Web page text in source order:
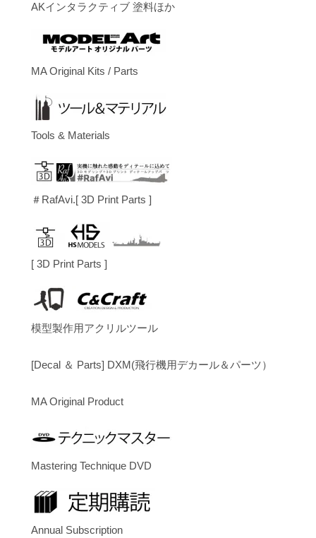
AKインタラクティブ 塗料ほか
MA Original Kits / Parts
Tools & Materials
＃RafAvi.[ 3D Print Parts ]
[ 3D Print Parts ]
模型製作用アクリルツール
[Decal ＆ Parts] DXM(飛行機用デカール＆パーツ）
MA Original Product
Mastering Technique DVD
Annual Subscription